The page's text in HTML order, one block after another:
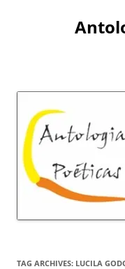
TAG ARCHIVES: LUCILA